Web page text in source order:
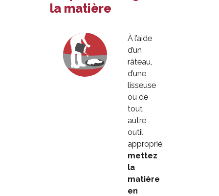
la matière
À l’aide
d’un
râteau,
d’une
lisseuse
ou de
tout
autre
outil
approprié,
mettez
la
matière
en